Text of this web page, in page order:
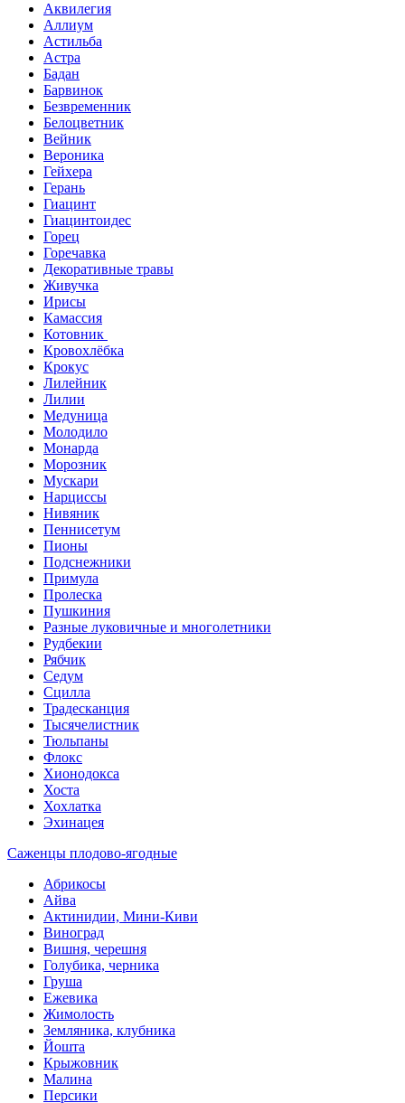
Аквилегия
Аллиум
Астильба
Астра
Бадан
Барвинок
Безвременник
Белоцветник
Вейник
Вероника
Гейхера
Герань
Гиацинт
Гиацинтоидес
Горец
Горечавка
Декоративные травы
Живучка
Ирисы
Камассия
Котовник
Кровохлёбка
Крокус
Лилейник
Лилии
Медуница
Молодило
Монарда
Морозник
Мускари
Нарциссы
Нивяник
Пеннисетум
Пионы
Подснежники
Примула
Пролеска
Пушкиния
Разные луковичные и многолетники
Рудбекии
Рябчик
Седум
Сцилла
Традесканция
Тысячелистник
Тюльпаны
Флокс
Хионодокса
Хоста
Хохлатка
Эхинацея
Саженцы плодово-ягодные
Абрикосы
Айва
Актинидии, Мини-Киви
Виноград
Вишня, черешня
Голубика, черника
Груша
Ежевика
Жимолость
Земляника, клубника
Йошта
Крыжовник
Малина
Персики